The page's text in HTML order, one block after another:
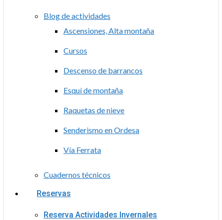
Blog de actividades
Ascensiones, Alta montaña
Cursos
Descenso de barrancos
Esquí de montaña
Raquetas de nieve
Senderismo en Ordesa
Vía Ferrata
Cuadernos técnicos
Reservas
Reserva Actividades Invernales